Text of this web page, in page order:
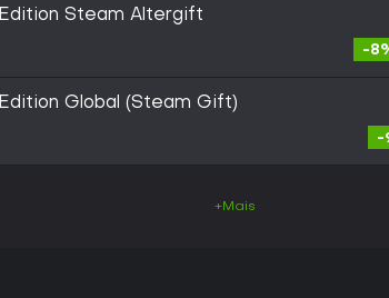
Steam Altergift
-
Global (Steam Gift)
-
+Mais